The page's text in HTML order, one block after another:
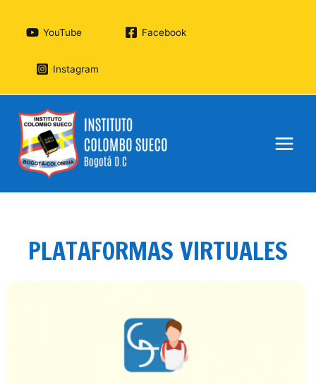
contenido
YouTube Facebook
Instagram
Menu
PLATAFORMAS VIRTUALES